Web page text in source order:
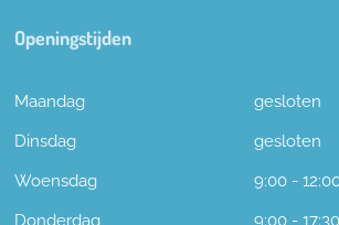
Openingstijden
Maandag
gesloten
Dinsdag
gesloten
Woensdag
9:00 -
Donderdag
9:00 - 17:30